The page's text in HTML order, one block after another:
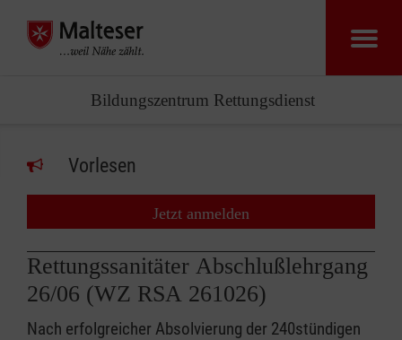
Bildungszentrum Rettungsdienst
Vorlesen
Jetzt anmelden
Rettungssanitäter Abschlußlehrgang
26/06 (WZ RSA 261026)
Nach erfolgreicher Absolvierung der 240stündigen